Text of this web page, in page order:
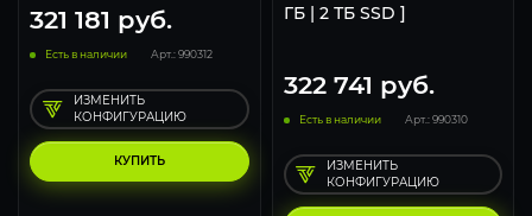
321 181 руб.
Есть в наличии Арт.: 990312
КУПИТЬ
ИЗМЕНИТЬ
КОНФИГУРАЦИЮ
ГБ | 2 ТБ SSD ]
322 741 руб.
Есть в наличии Арт.: 990310
ИЗМЕНИТЬ
КОНФИГУРАЦИЮ